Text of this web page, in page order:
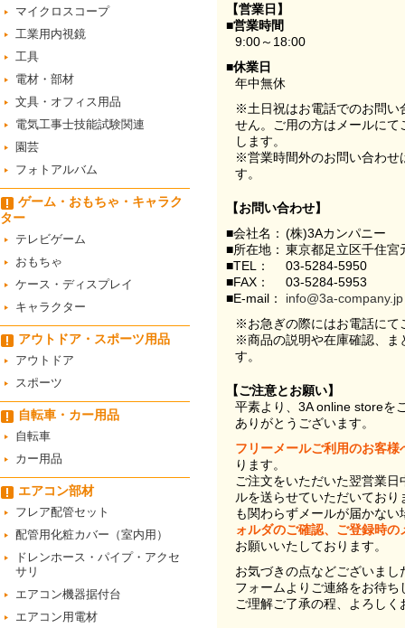
マイクロスコープ
工業用内視鏡
工具
電材・部材
文具・オフィス用品
電気工事士技能試験関連
園芸
フォトアルバム
ゲーム・おもちゃ・キャラク
ター
テレビゲーム
おもちゃ
ケース・ディスプレイ
キャラクター
アウトドア・スポーツ用品
アウトドア
スポーツ
自転車・カー用品
自転車
カー用品
エアコン部材
フレア配管セット
配管用化粧カバー（室内用）
ドレンホース・パイプ・アクセ
サリ
エアコン機器据付台
エアコン用電材
【営業日】
■営業時間
9:00～18:00
■休業日
年中無休
※土日祝はお電話でのお問い
せん。ご用の方はメールに
します。
※営業時間外のお問い合わせ
す。
【お問い合わせ】
■会社名： (株)3Aカンパニー
■所在地： 東京都足立区千住
■TEL：
03-5284-5950
■FAX：
03-5284-5953
■E-mail：
info@3a-company.jp
※お急ぎの際にはお電話にて
※商品の説明や在庫確認、ま
す。
【ご注意とお願い】
平素より、3A online storeを
ありがとうございます。
フリーメールご利用のお客様
ります。
ご注文をいただいた翌営業
ルを送らせていただいてお
も関わらずメールが届かない
ォルダのご確認、ご登録時
お願いいたしております。
お気づきの点などございま
フォームよりご連絡をお待ち
ご理解ご了承の程、よろし